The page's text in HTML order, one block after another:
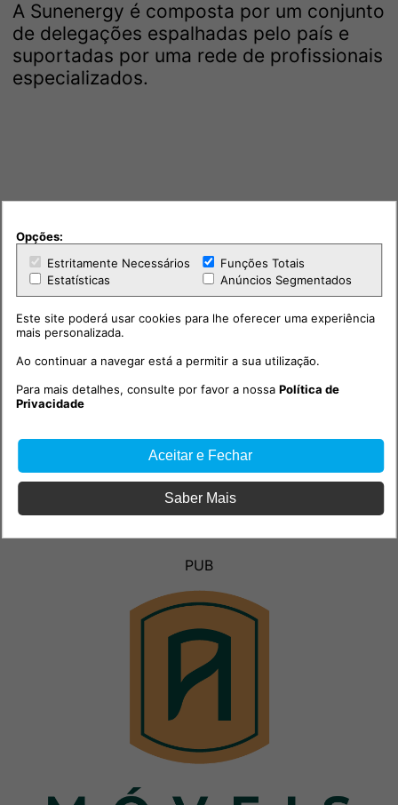
A Sunenergy é composta por um conjunto
de delegações espalhadas pelo país e
suportadas por uma rede de profissionais
especializados.
PUB
Opções:
Estritamente Necessários
Funções Totais
Estatísticas
Anúncios Segmentados
Este site poderá usar cookies para lhe oferecer uma experiência
mais personalizada.
Ao continuar a navegar está a permitir a sua utilização.
Para mais detalhes, consulte por favor a nossaPolítica de
Privacidade
Aceitar e Fechar
Saber Mais